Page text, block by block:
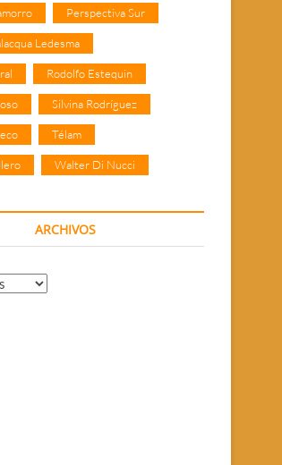
Perspectiva Sur
Ledesma
Rodolfo Estequin
Silvina Rodríguez
Télam
Walter Di Nucci
ARCHIVOS